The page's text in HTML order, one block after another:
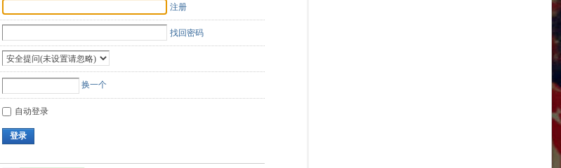
注册
找回密码
换一个
自动登录
登录